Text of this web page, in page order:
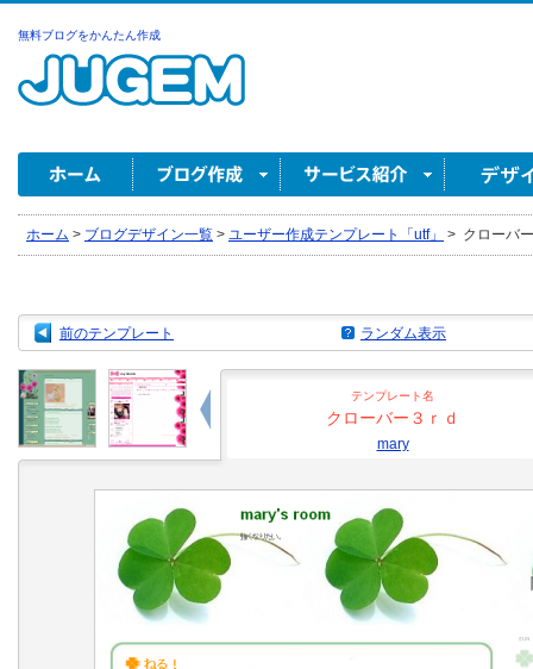
無料ブログをかんたん作成
ホーム > ブログデザイン一覧 > ユーザー作成テンプレート「utf」 > クローバ
前のテンプレート ランダム表示
テンプレート名
クローバー３ｒｄ
mary